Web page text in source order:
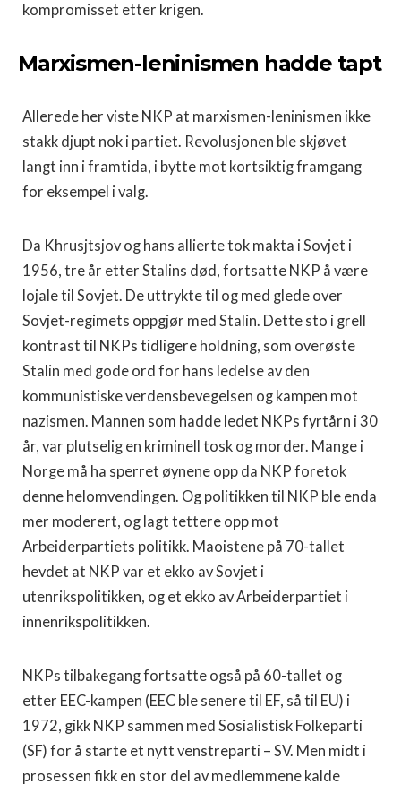
kompromisset etter krigen.
Marxismen-leninismen hadde tapt
Allerede her viste NKP at marxismen-leninismen ikke
stakk djupt nok i partiet. Revolusjonen ble skjøvet
langt inn i framtida, i bytte mot kortsiktig framgang
for eksempel i valg.
Da Khrusjtsjov og hans allierte tok makta i Sovjet i
1956, tre år etter Stalins død, fortsatte NKP å være
lojale til Sovjet. De uttrykte til og med glede over
Sovjet-regimets oppgjør med Stalin. Dette sto i grell
kontrast til NKPs tidligere holdning, som overøste
Stalin med gode ord for hans ledelse av den
kommunistiske verdensbevegelsen og kampen mot
nazismen. Mannen som hadde ledet NKPs fyrtårn i 30
år, var plutselig en kriminell tosk og morder. Mange i
Norge må ha sperret øynene opp da NKP foretok
denne helomvendingen. Og politikken til NKP ble enda
mer moderert, og lagt tettere opp mot
Arbeiderpartiets politikk. Maoistene på 70-tallet
hevdet at NKP var et ekko av Sovjet i
utenrikspolitikken, og et ekko av Arbeiderpartiet i
innenrikspolitikken.
NKPs tilbakegang fortsatte også på 60-tallet og
etter EEC-kampen (EEC ble senere til EF, så til EU) i
1972, gikk NKP sammen med Sosialistisk Folkeparti
(SF) for å starte et nytt venstreparti – SV. Men midt i
prosessen fikk en stor del av medlemmene kalde